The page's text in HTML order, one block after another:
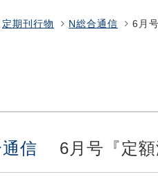
定期刊行物 N総合通信 6月
信 6月号『定